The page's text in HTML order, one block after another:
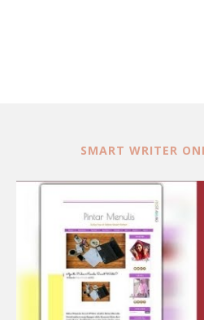
SMART WRITER